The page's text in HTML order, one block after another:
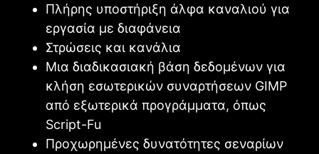
Πλήρης υποστήριξη άλφα καναλιού για
εργασία με διαφάνεια
Στρώσεις και κανάλια
Μια διαδικασιακή βάση δεδομένων για
κλήση εσωτερικών συναρτήσεων GΙMP
από εξωτερικά προγράμματα, όπως
Script-Fu
Προχωρημένες δυνατότητες σεναρίων